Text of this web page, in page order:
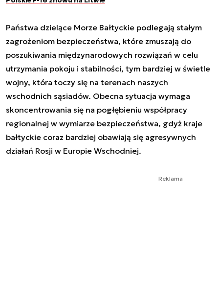
Państwa dzielące Morze Bałtyckie podlegają stałym
zagrożeniom bezpieczeństwa, które zmuszają do
poszukiwania międzynarodowych rozwiązań w celu
utrzymania pokoju i stabilności, tym bardziej w świetle
wojny, która toczy się na terenach naszych
wschodnich sąsiadów. Obecna sytuacja wymaga
skoncentrowania się na pogłębieniu współpracy
regionalnej w wymiarze bezpieczeństwa, gdyż kraje
bałtyckie coraz bardziej obawiają się agresywnych
działań Rosji w Europie Wschodniej.
Reklama